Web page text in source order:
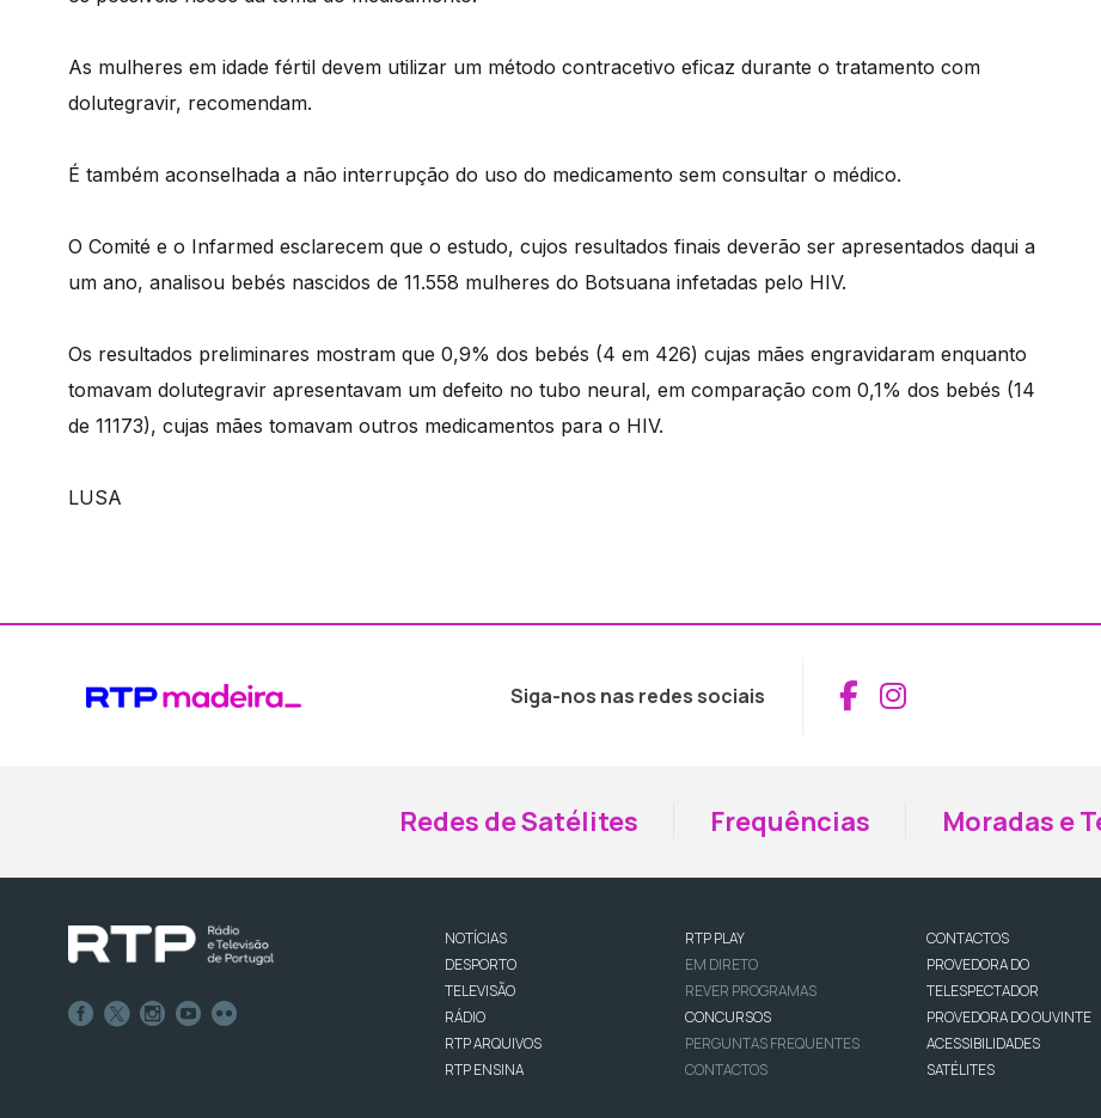
As mulheres em idade fértil devem utilizar um método contracetivo eficaz durante o tratamento com
dolutegravir, recomendam.
É também aconselhada a não interrupção do uso do medicamento sem consultar o médico.
O Comité e o Infarmed esclarecem que o estudo, cujos resultados finais deverão ser apresentados daqui a
um ano, analisou bebés nascidos de 11.558 mulheres do Botsuana infetadas pelo HIV.
Os resultados preliminares mostram que 0,9% dos bebés (4 em 426) cujas mães engravidaram enquanto
tomavam dolutegravir apresentavam um defeito no tubo neural, em comparação com 0,1% dos bebés (14
de 11173), cujas mães tomavam outros medicamentos para o HIV.
LUSA
Siga-nos nas redes sociais Aceder ao
Aceder ao
Redes de Satélites Frequências Moradas e
NOTÍCIAS
DESPORTO
TELEVISÃO
RÁDIO
RTP ARQUIVOS
RTP ENSINA
RTP PLAY
EM DIRETO
REVER PROGRAMAS
CONCURSOS
PERGUNTAS FREQUENTES
CONTACTOS
CONTACTOS
PROVEDORA DO
TELESPECTADOR
PROVEDORA DO OUVINTE
ACESSIBILIDADES
SATÉLITES